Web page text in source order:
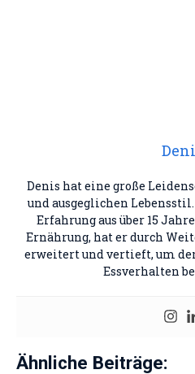
Denis hat eine große
und ausgeglichen
Erfahrung aus über 15
Ernährung, hat er durch
erweitert und vertieft, um
Essverhalten
Ähnliche Beiträge: